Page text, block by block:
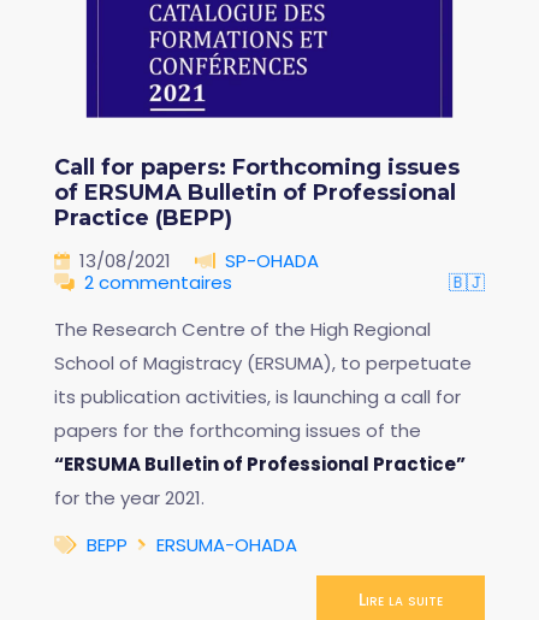
Call for papers: Forthcoming issues
of ERSUMA Bulletin of Professional
Practice (BEPP)
13/08/2021
SP-OHADA
2 commentaires
🇧🇯
The Research Centre of the High Regional
School of Magistracy (ERSUMA), to perpetuate
its publication activities, is launching a call for
papers for the forthcoming issues of the
“ERSUMA Bulletin of Professional Practice”
for the year 2021.
BEPP
ERSUMA-OHADA
Lire la suite